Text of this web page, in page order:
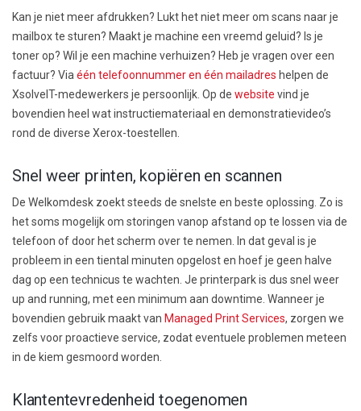
Kan je niet meer afdrukken? Lukt het niet meer om scans naar je
mailbox te sturen? Maakt je machine een vreemd geluid? Is je
toner op? Wil je een machine verhuizen? Heb je vragen over een
factuur? Viaéén telefoonnummer en één mailadres helpen de
XsolveIT-medewerkers je persoonlijk. Op de website vind je
bovendien heel wat instructiemateriaal en demonstratievideo’s
rond de diverse Xerox-toestellen.
Snel weer printen, kopiëren en scannen
De Welkomdesk zoekt steeds de snelste en beste oplossing. Zo is
het soms mogelijk om storingen vanop afstand op te lossen via de
telefoon of door het scherm over te nemen. In dat geval is je
probleem in een tiental minuten opgelost en hoef je geen halve
dag op een technicus te wachten. Je printerpark is dus snel weer
up and running, met een minimum aan downtime. Wanneer je
bovendien gebruik maakt van Managed Print Services, zorgen we
zelfs voor proactieve service, zodat eventuele problemen meteen
in de kiem gesmoord worden.
Klantentevredenheid toegenomen